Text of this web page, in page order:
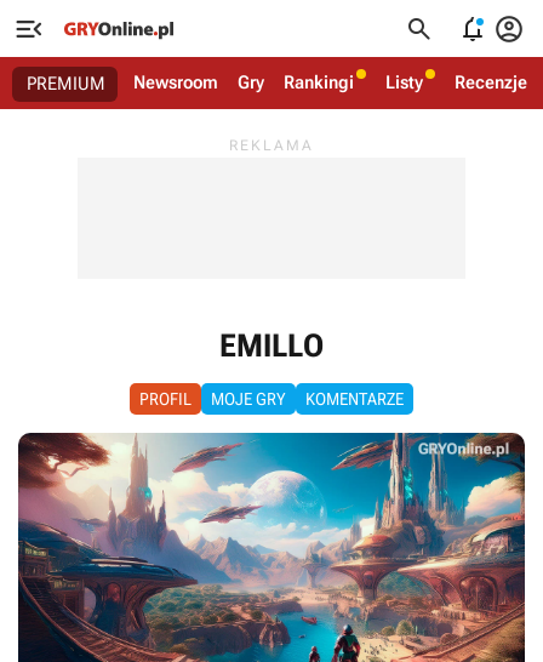
   
PREMIUM Newsroom Gry Rankingi Listy Recenzje
EMILLO
PROFIL MOJE GRY KOMENTARZE